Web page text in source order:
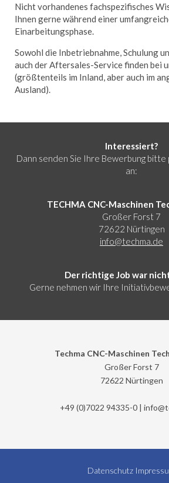
Nicht vorhandenes fachspezifisches
Ihnen gerne während einer
Einarbeitungsphase.
Sowohl die Inbetriebnahme, Schulung
auch der Aftersales-Service finden bei
(größtenteils im Inland, aber auch im
Ausland).
Interessiert?
Dann senden Sie Ihre Bewerbung bitte
an:
TECHMA CNC-Maschinen
Großer Forst 7
72622 Nürtingen
info@techma.de
Der richtige Job war
Gerne nehmen wir Ihre
Techma CNC-Maschinen
Großer Forst 7
72622 Nürtingen
+49 (0)7022 94335-0 | info@
Datenschutz